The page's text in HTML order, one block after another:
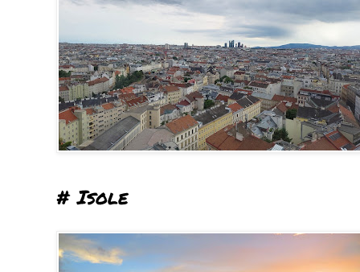
# Isole